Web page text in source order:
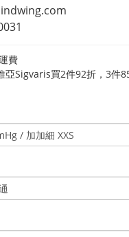
費
亞Sigvaris買2件92折，3件